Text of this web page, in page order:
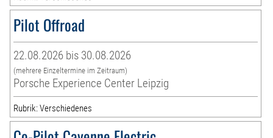
Pilot Offroad
22.08.2026 bis 30.08.2026
(mehrere Einzeltermine im Zeitraum)
Porsche Experience Center Leipzig
Rubrik: Verschiedenes